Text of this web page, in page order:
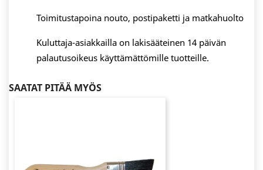
Toimitustapoina nouto, postipaketti ja matkahuolto
Kuluttaja-asiakkailla on lakisääteinen 14 päivän
palautusoikeus käyttämättömille tuotteille.
SAATAT PITÄÄ MYÖS